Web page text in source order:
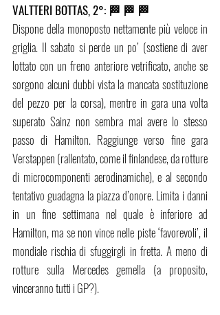
VALTTERI BOTTAS, 2°: 🏁 🏁 🏁
Dispone della monoposto nettamente più veloce in
griglia. Il sabato si perde un po’ (sostiene di aver
lottato con un freno anteriore vetrificato, anche se
sorgono alcuni dubbi vista la mancata sostituzione
del pezzo per la corsa), mentre in gara una volta
superato Sainz non sembra mai avere lo stesso
passo di Hamilton. Raggiunge verso fine gara
Verstappen (rallentato, come il finlandese, da rotture
di microcomponenti aerodinamiche), e al secondo
tentativo guadagna la piazza d’onore. Limita i danni
in un fine settimana nel quale è inferiore ad
Hamilton, ma se non vince nelle piste ‘favorevoli’, il
mondiale rischia di sfuggirgli in fretta. A meno di
rotture sulla Mercedes gemella (a proposito,
vinceranno tutti i GP?).